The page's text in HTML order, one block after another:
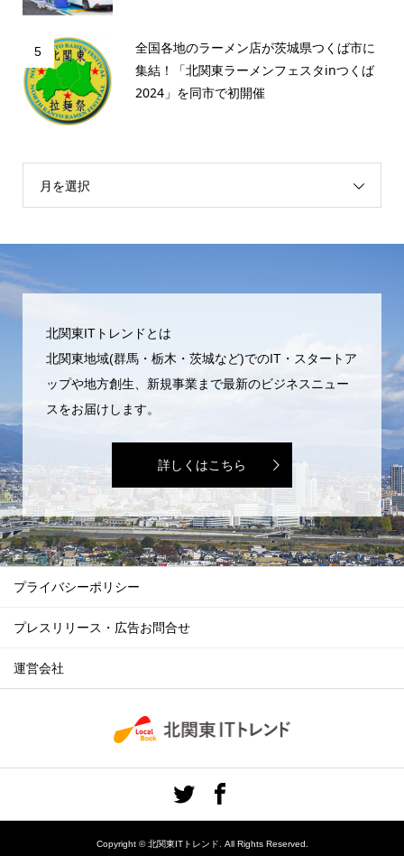
5
全国各地のラーメン店が茨城県つくば市に
集結！「北関東ラーメンフェスタinつくば
2024」を同市で初開催
月を選択
北関東ITトレンドとは
北関東地域(群馬・栃木・茨城など)でのIT・スタートア
ップや地方創生、新規事業まで最新のビジネスニュー
スをお届けします。
詳しくはこちら
プライバシーポリシー
プレスリリース・広告お問合せ
運営会社
Copyright ©北関東ITトレンド. All Rights Reserved.